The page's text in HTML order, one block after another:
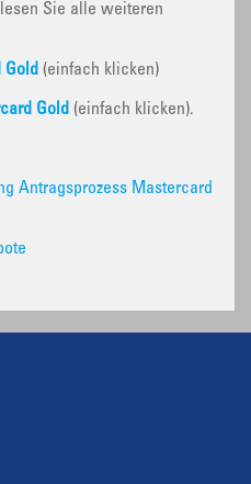
Sie alle weiteren
Gold (einfach klicken)
Gold (einfach klicken).
Antragsprozess Mastercard